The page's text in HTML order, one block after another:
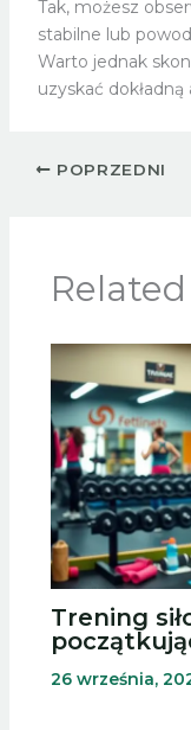
Tak, możesz
stabilne lub
Warto jednak
uzyskać
POPRZEDNI
Trening
26 września,